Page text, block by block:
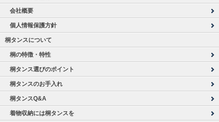
会社概要
個人情報保護方針
桐タンスについて
桐の特徴・特性
桐タンス選びのポイント
桐タンスのお手入れ
桐タンスQ&A
着物収納には桐タンスを